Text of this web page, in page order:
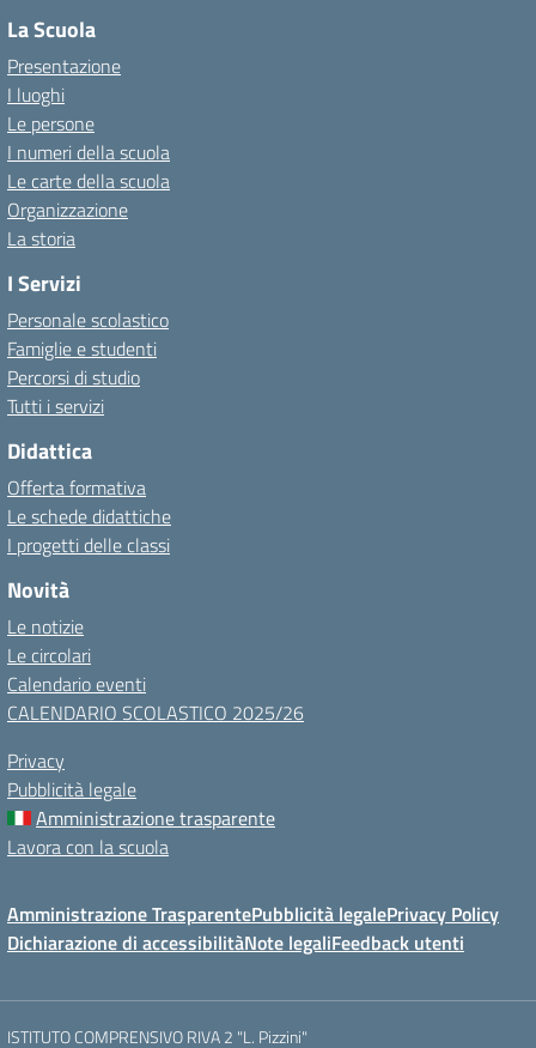
La Scuola
Presentazione
I luoghi
Le persone
I numeri della scuola
Le carte della scuola
Organizzazione
La storia
I Servizi
Personale scolastico
Famiglie e studenti
Percorsi di studio
Tutti i servizi
Didattica
Offerta formativa
Le schede didattiche
I progetti delle classi
Novità
Le notizie
Le circolari
Calendario eventi
CALENDARIO SCOLASTICO 2025/26
Privacy
Pubblicità legale
Amministrazione trasparente
Lavora con la scuola
Amministrazione TrasparentePubblicità legalePrivacy Policy
Dichiarazione di accessibilitàNote legaliFeedback utenti
ISTITUTO COMPRENSIVO RIVA 2 "L. Pizzini"